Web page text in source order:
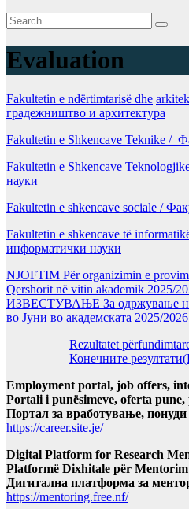
Evaluation
Fakultetin e ndërtimtarisë dhe
градежништво и архитектура
Fakultetin e Shkencave Teknike /
Fakultetin e Shkencave
науки
Fakultetin e shkencave sociale /
Fakultetin e shkencave të
информатички науки
NJOFTIM Për organizimin e
Qershorit në vitin akademik 2025/
ИЗВЕСТУВАЊЕ За одржување на
во Јуни во академската 2025/
Rezultatet
Конечните
Employment portal, job offers,
Portali i punësimeve, oferta
Портал за вработување, понуди
https://career.site.je/
Digital Platform for Research
Platformë Dixhitale për
Дигитална платформа за
https://mentoring.free.nf/